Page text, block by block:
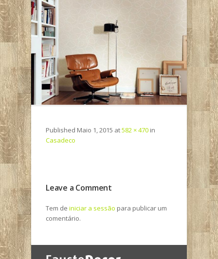
Published Maio 1, 2015 at582 × 470 in
Casadeco
Leave a Comment
Tem de iniciar a sessão para publicar um
comentário.